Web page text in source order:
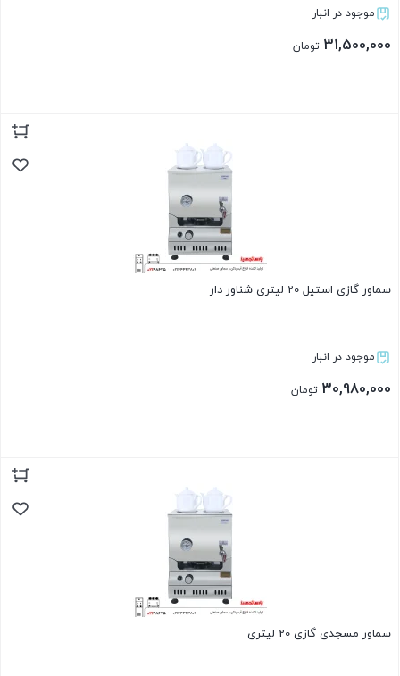
موجود در انبار
31,500,000 تومان
سماور گازی استیل 20 لیتری شناور دار
موجود در انبار
30,980,000 تومان
سماور مسجدی گازی 20 لیتری